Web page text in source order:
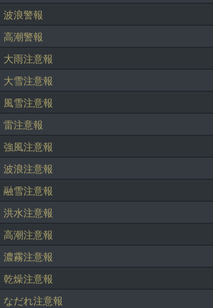
波浪警報
高潮警報
大雨注意報
大雪注意報
風雪注意報
雷注意報
強風注意報
波浪注意報
融雪注意報
洪水注意報
高潮注意報
濃霧注意報
乾燥注意報
なだれ注意報